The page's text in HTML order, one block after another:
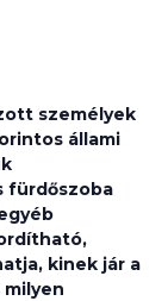
személyek
állami
fürdőszoba
kinek jár a